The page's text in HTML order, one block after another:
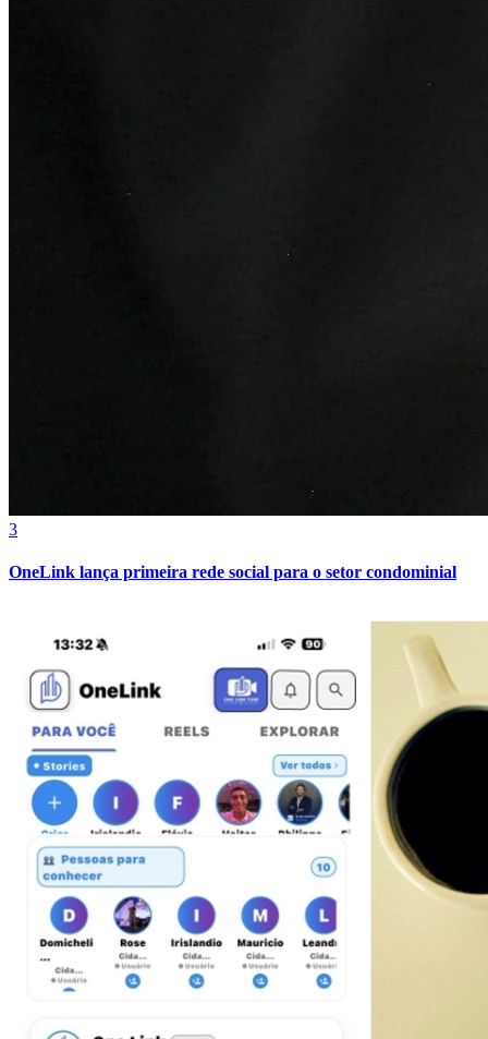
Fortaleza
3
OneLink lança primeira rede social para o setor condominial